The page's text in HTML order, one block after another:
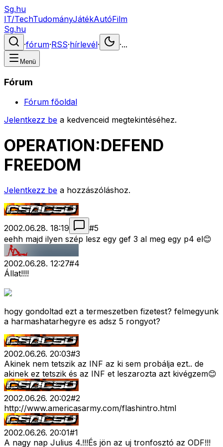
Sg.hu
IT/TechTudományJátékAutóFilm
Sg.hu
·fórum·RSS·hírlevél· ·...
Menü
Fórum
Fórum főoldal
Jelentkezz be a kedvenceid megtekintéséhez.
OPERATION:DEFEND
FREEDOM
Jelentkezz be a hozzászóláshoz.
2002.06.28. 18:19 #5
eehh majd ilyen szép lesz egy gef 3 al meg egy p4 el😊
2002.06.28. 12:27#4
Állat!!!!
hogy gondoltad ezt a termeszetben fizetest? felmegyunk
a harmashatarhegyre es adsz 5 rongyot?
2002.06.26. 20:03#3
Akinek nem tetszik az INF az ki sem probálja ezt.. de
akinek ez tetszik és az INF et leszarozta azt kivégzem😊
2002.06.26. 20:02#2
http://www.americasarmy.com/flashintro.html
2002.06.26. 20:01#1
A nagy nap Julius 4.!!!És jön az uj tronfosztó az ODF!!!